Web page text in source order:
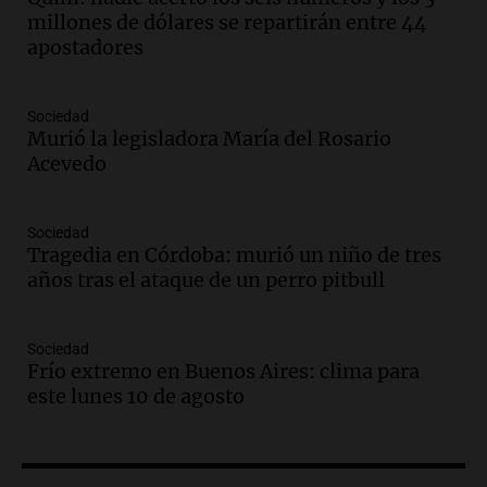
amantes de la astronomía
Amamos los Domingos
la historia del club de Irlanda
revolucionado por hinchas argentinos
Amamos los Domingos
Audio.
argentino regresa al país tras conflicto
con Brasil
Audio.Bomberos asisten a senderista
con fractura de tobillo en refugio Doña
Episodios
millones de dólares se repartirán entre 44
apostadores
Sociedad
Murió la legisladora María del Rosario
Acevedo
Sociedad
Tragedia en Córdoba: murió un niño de tres
años tras el ataque de un perro pitbull
Sociedad
Frío extremo en Buenos Aires: clima para
este lunes 10 de agosto